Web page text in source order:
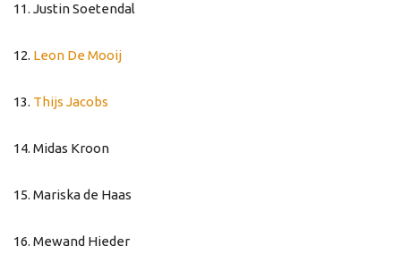
11. Justin Soetendal
12. Leon De Mooij
13. Thijs Jacobs
14. Midas Kroon
15. Mariska de Haas
16. Mewand Hieder